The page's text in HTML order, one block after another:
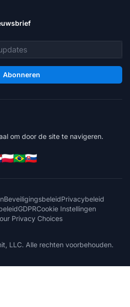
Abonneren
om door de site te navigeren.
BeveiligingsbeleidPrivacybeleid
GDPRCookie Instellingen
Privacy Choices
LLC. Alle rechten voorbehouden.